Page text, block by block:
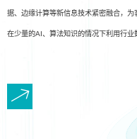
据、边缘计算等新信息技术紧密融合，
在少量的AI、算法知识的情况下利用行业